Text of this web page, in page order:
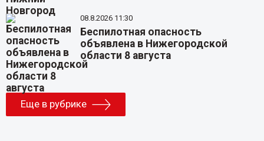
08.8.2026 11:30
Беспилотная опасность
объявлена в Нижегородской
области 8 августа
Еще в рубрике